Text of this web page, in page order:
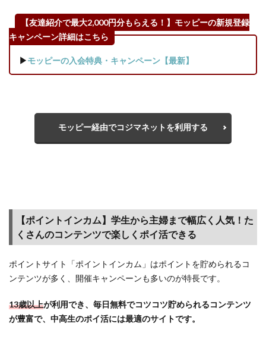
ド（コ
ジマク
レジッ
ト＆ポ
【送
円以
上で
配送
3
ント
サイ
ト経
【友達紹介で最大2,000円分もらえる！】モッピーの新規登録
キャンペーン詳細はこちら
▶モッピーの入会特典・キャンペーン【最新】
モッピー経由でコジマネットを利用する
【ポイントインカム】学生から主婦まで幅広く人気！た
くさんのコンテンツで楽しくポイ活できる
ポイントサイト「ポイントインカム」はポイントを貯められるコ
ンテンツが多く、開催キャンペーンも多いのが特長です。
13歳以上が利用でき、毎日無料でコツコツ貯められるコンテンツ
が豊富で、中高生のポイ活には最適のサイトです。